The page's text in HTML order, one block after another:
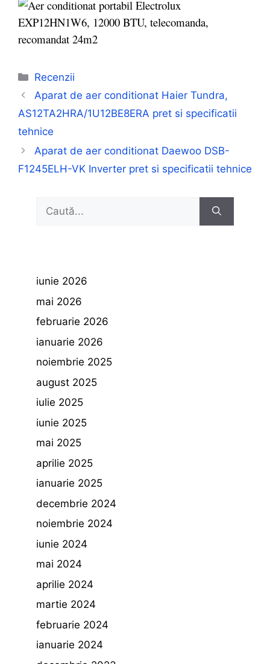
Categorii
Recenzii
Aparat de aer conditionat Haier Tundra,
AS12TA2HRA/1U12BE8ERA pret si specificatii
tehnice
Aparat de aer conditionat Daewoo DSB-
F1245ELH-VK Inverter pret si specificatii tehnice
Caută
iunie 2026
mai 2026
februarie 2026
ianuarie 2026
noiembrie 2025
august 2025
iulie 2025
iunie 2025
mai 2025
aprilie 2025
ianuarie 2025
decembrie 2024
noiembrie 2024
iunie 2024
mai 2024
aprilie 2024
martie 2024
februarie 2024
ianuarie 2024